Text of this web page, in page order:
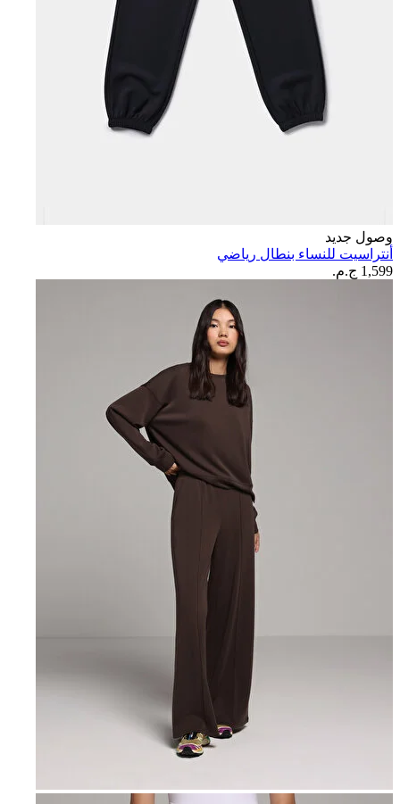
وصول جديد
أنتراسيت للنساء بنطال رياضي
1,599 ج.م.‏